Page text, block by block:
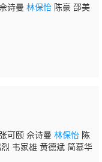
诗曼 林保怡陈豪 邵美
可颐 佘诗曼 林保怡陈
韦家雄 黄德斌 简慕华